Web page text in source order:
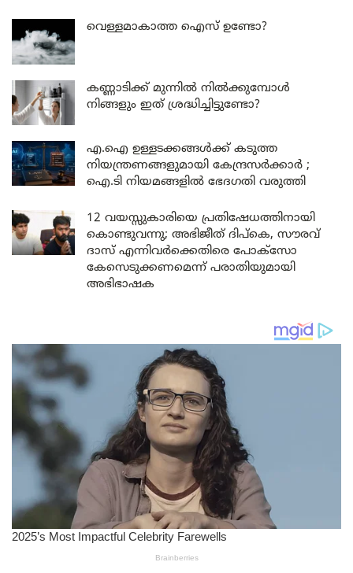
വെള്ളമാകാത്ത ഐസ് ഉണ്ടോ?
കണ്ണാടിക്ക് മുന്നിൽ നിൽക്കുമ്പോൾ
നിങ്ങളും ഇത് ശ്രദ്ധിച്ചിട്ടുണ്ടോ?
എ.ഐ ഉള്ളടക്കങ്ങൾക്ക് കടുത്ത
നിയന്ത്രണങ്ങളുമായി കേന്ദ്രസർക്കാർ ;
ഐ.ടി നിയമങ്ങളിൽ ഭേദഗതി വരുത്തി
12 വയസ്സുകാരിയെ പ്രതിഷേധത്തിനായി
കൊണ്ടുവന്നു; അഭിജീത് ദിപ്കെ, സൗരവ്
ദാസ് എന്നിവർക്കെതിരെ പോക്സോ
കേസെടുക്കണമെന്ന് പരാതിയുമായി
അഭിഭാഷക